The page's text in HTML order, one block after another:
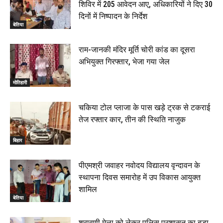
बेतिया : मझौलिया में 1.24 क्विंटल गांजा के साथ बोलेरो ज़ब्त, दो
तस्कर गिरफ्तार, 4 July 2026
00:39
00:33
रक्सौल : सुरक्षा जॉंच को सोना-चांदी दुकानों का एसडीपीओ और
थानाध्यक्ष ने किया निरीक्षण, 19 June 2026
00:58
बेतिया में सगे भाई ने मां के साथ मिलकर की भाई की हत्या, शव
जलाया, दोनों गिरफ्तार, 14 June 2026
00:12
मोतिहारी। NDA सरकार, 12 साल विश्वास के, मीडिया संवाद में
सांसद रधामोहन सिंह, 13 June 2026
02:19
बेतिया
शिविर में 205 आवेदन आए, अधिकारियों ने दिए 30
दिनों में निष्पादन के निर्देश
मोतिहारी
राम-जानकी मंदिर मूर्ति चोरी कांड का दूसरा
अभियुक्त गिरफ्तार, भेजा गया जेल
बिहार
चकिया टोल प्लाजा के पास खड़े ट्रक से टकराई
तेज रफ्तार कार, तीन की स्थिति नाजुक
बेतिया
पीएमश्री जवाहर नवोदय विद्यालय वृन्दावन के
स्थापना दिवस समारोह में उप विकास आयुक्त
शामिल